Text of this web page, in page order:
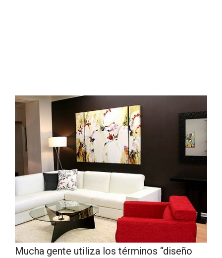
Mucha gente utiliza los términos “diseño